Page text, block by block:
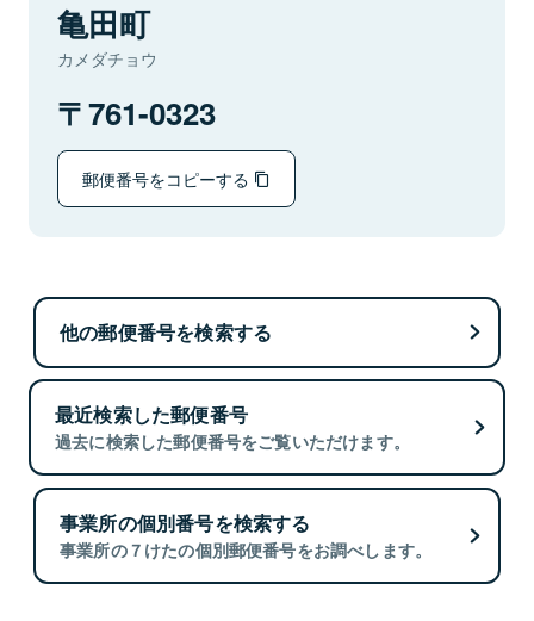
亀田町
カメダチョウ
761-0323
郵便番号をコピーする
他の郵便番号を検索する
最近検索した郵便番号
過去に検索した郵便番号をご覧いただけます。
事業所の個別番号を検索する
事業所の７けたの個別郵便番号をお調べします。